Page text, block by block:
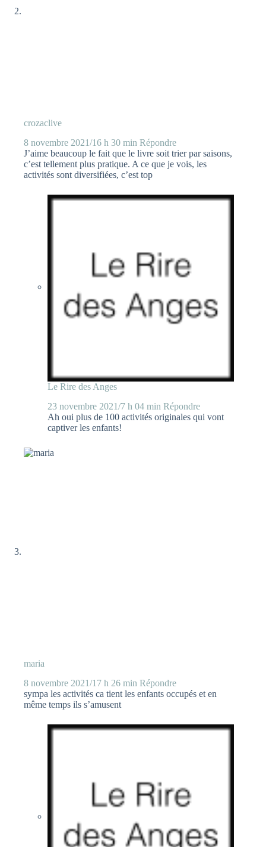
crozaclive
8 novembre 2021/16 h 30 min Répondre
J’aime beaucoup le fait que le livre soit trier par saisons,
c’est tellement plus pratique. A ce que je vois, les
activités sont diversifiées, c’est top
Le Rire des Anges
23 novembre 2021/7 h 04 min Répondre
Ah oui plus de 100 activités originales qui vont
captiver les enfants!
maria
8 novembre 2021/17 h 26 min Répondre
sympa les activités ca tient les enfants occupés et en
même temps ils s’amusent